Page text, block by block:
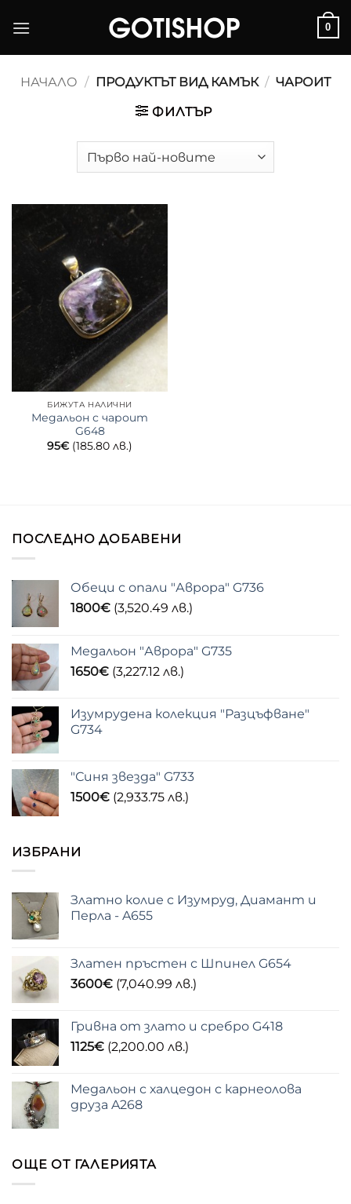
0
НАЧАЛО / ПРОДУКТЪТ ВИД КАМЪК / ЧАРОИТ
ФИЛТЪР
БИЖУТА НАЛИЧНИ
Медальон с чароит
G648
95€ (185.80 лв.)
ПОСЛЕДНО ДОБАВЕНИ
Обеци с опали "Аврора" G736
1800€ (3,520.49 лв.)
Медальон "Аврора" G735
1650€ (3,227.12 лв.)
Изумрудена колекция "Разцъфване"
G734
"Синя звезда" G733
1500€ (2,933.75 лв.)
ИЗБРАНИ
Златно колие с Изумруд, Диамант и
Перла - A655
Златен пръстен с Шпинел G654
3600€ (7,040.99 лв.)
Гривна от злато и сребро G418
1125€ (2,200.00 лв.)
Медальон с халцедон с карнеолова
друза A268
ОЩЕ ОТ ГАЛЕРИЯТА